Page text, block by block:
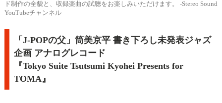
ド制作の全貌と、収録楽曲の試聴をお楽しみいただけます。 -Stereo Sound
YouTubeチャンネル
「J-POPの父」筒美京平 書き下ろし未発表ジャズ
企画 アナログレコード
『Tokyo Suite Tsutsumi Kyohei Presents for
TOMA』